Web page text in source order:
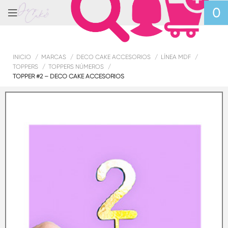
0
INICIO MARCAS DECO CAKE ACCESORIOS
LÍNEA MDF
TOPPERS
TOPPERS NÚMEROS
TOPPER #2 – DECO CAKE ACCESORIOS